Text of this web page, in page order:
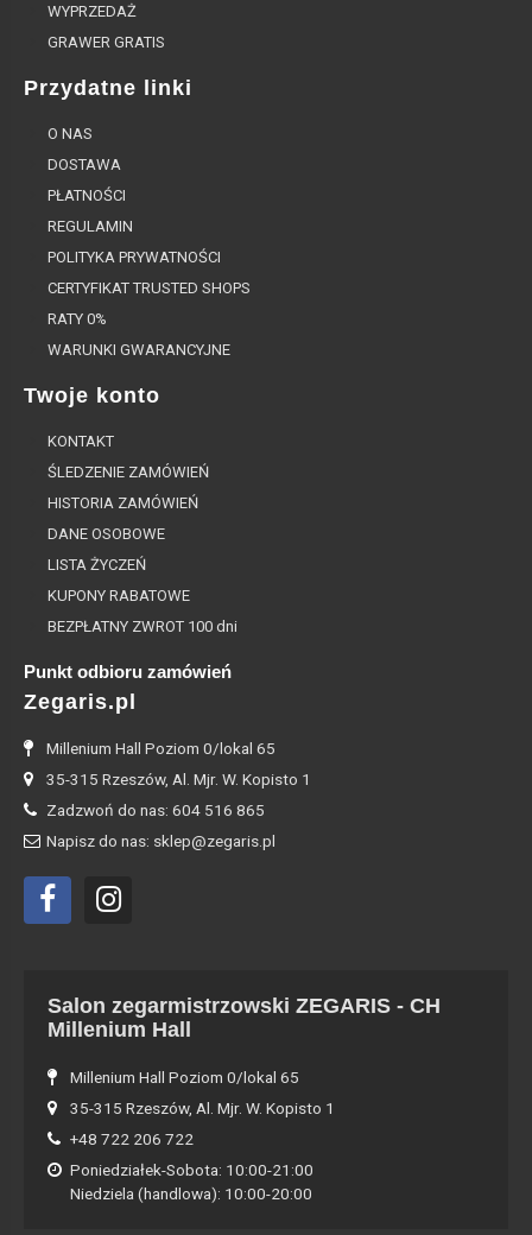
WYPRZEDAŻ
GRAWER GRATIS
Przydatne linki
O NAS
DOSTAWA
PŁATNOŚCI
REGULAMIN
POLITYKA PRYWATNOŚCI
CERTYFIKAT TRUSTED SHOPS
RATY 0%
WARUNKI GWARANCYJNE
Twoje konto
KONTAKT
ŚLEDZENIE ZAMÓWIEŃ
HISTORIA ZAMÓWIEŃ
DANE OSOBOWE
LISTA ŻYCZEŃ
KUPONY RABATOWE
BEZPŁATNY ZWROT 100 dni
Punkt odbioru zamówień
Zegaris.pl
Millenium Hall Poziom 0/lokal 65
35-315 Rzeszów, Al. Mjr. W. Kopisto 1
Zadzwoń do nas: 604 516 865
Napisz do nas: sklep@zegaris.pl
Salon zegarmistrzowski ZEGARIS - CH
Millenium Hall
Millenium Hall Poziom 0/lokal 65
35-315 Rzeszów, Al. Mjr. W. Kopisto 1
+48 722 206 722
Poniedziałek-Sobota: 10:00-21:00
Niedziela (handlowa): 10:00-20:00